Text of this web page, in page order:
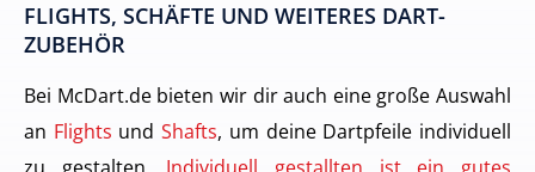
FLIGHTS, SCHÄFTE UND WEITERES DART-
ZUBEHÖR
Bei McDart.de bieten wir dir auch eine große Auswahl
an Flights undShafts, um deine Dartpfeile individuell
zu gestalten. Individuell gestallten ist ein gutes